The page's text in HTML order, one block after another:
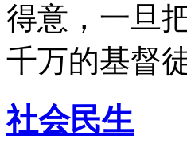
得意，一旦
千万的基督
社会民生